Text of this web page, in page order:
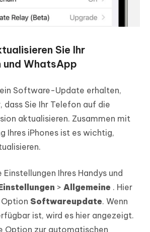
Sie Ihr
WhatsApp
Software-Update erhalten,
dass Sie Ihr Telefon auf die
aktualisieren. Zusammen mit
Ihres iPhones ist es wichtig,
Einstellungen Ihres Handys und
> Allgemeine . Hier
Softwareupdate. Wenn
ist, wird es hier angezeigt.
Option zur automatischen